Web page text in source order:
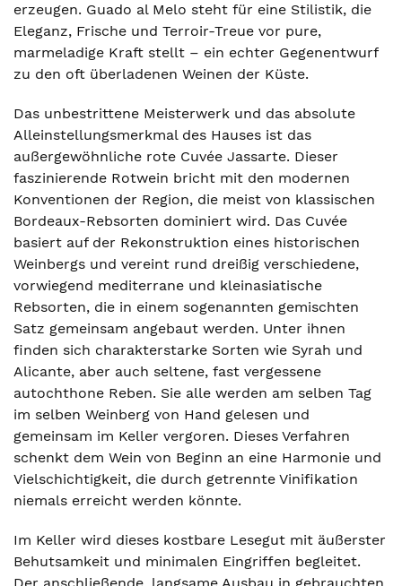
erzeugen. Guado al Melo steht für eine Stilistik, die
Eleganz, Frische und Terroir-Treue vor pure,
marmeladige Kraft stellt – ein echter Gegenentwurf
zu den oft überladenen Weinen der Küste.
Das unbestrittene Meisterwerk und das absolute
Alleinstellungsmerkmal des Hauses ist das
außergewöhnliche rote Cuvée Jassarte. Dieser
faszinierende Rotwein bricht mit den modernen
Konventionen der Region, die meist von klassischen
Bordeaux-Rebsorten dominiert wird. Das Cuvée
basiert auf der Rekonstruktion eines historischen
Weinbergs und vereint rund dreißig verschiedene,
vorwiegend mediterrane und kleinasiatische
Rebsorten, die in einem sogenannten gemischten
Satz gemeinsam angebaut werden. Unter ihnen
finden sich charakterstarke Sorten wie Syrah und
Alicante, aber auch seltene, fast vergessene
autochthone Reben. Sie alle werden am selben Tag
im selben Weinberg von Hand gelesen und
gemeinsam im Keller vergoren. Dieses Verfahren
schenkt dem Wein von Beginn an eine Harmonie und
Vielschichtigkeit, die durch getrennte Vinifikation
niemals erreicht werden könnte.
Im Keller wird dieses kostbare Lesegut mit äußerster
Behutsamkeit und minimalen Eingriffen begleitet.